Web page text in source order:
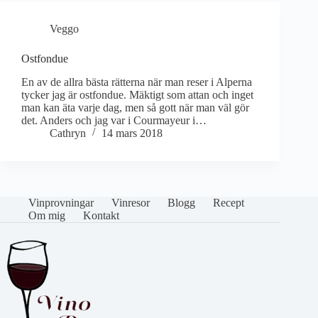
Veggo
Ostfondue
En av de allra bästa rätterna när man reser i Alperna
tycker jag är ostfondue. Mäktigt som attan och inget
man kan äta varje dag, men så gott när man väl gör
det. Anders och jag var i Courmayeur i…
Cathryn
14 mars 2018
Vinprovningar Vinresor Blogg
Recept
Om mig
Kontakt